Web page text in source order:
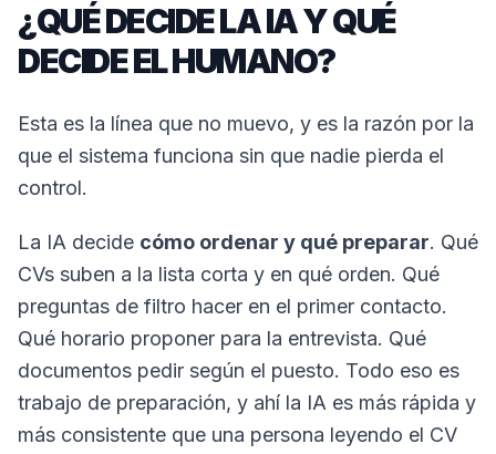
¿QUÉ DECIDE LA IA Y QUÉ
DECIDE EL HUMANO?
Esta es la línea que no muevo, y es la razón por la
que el sistema funciona sin que nadie pierda el
control.
La IA decide cómo ordenar y qué preparar. Qué
CVs suben a la lista corta y en qué orden. Qué
preguntas de filtro hacer en el primer contacto.
Qué horario proponer para la entrevista. Qué
documentos pedir según el puesto. Todo eso es
trabajo de preparación, y ahí la IA es más rápida y
más consistente que una persona leyendo el CV